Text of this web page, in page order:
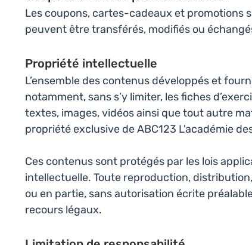
Les coupons, cartes-cadeaux et promotions
peuvent être transférés, modifiés ou
Propriété intellectuelle
L’ensemble des contenus développés et
notamment, sans s’y limiter, les fiches
textes, images, vidéos ainsi que tout autre
propriété exclusive de ABC123 L'académie
Ces contenus sont protégés par les lois
intellectuelle. Toute reproduction,
ou en partie, sans autorisation écrite
recours légaux.